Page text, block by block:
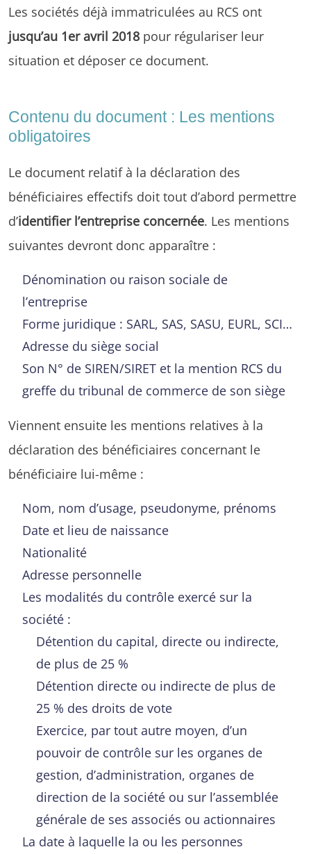
Les sociétés déjà immatriculées au RCS ont
jusqu’au 1er avril 2018 pour régulariser leur
situation et déposer ce document.
Contenu du document : Les mentions
obligatoires
Le document relatif à la déclaration des
bénéficiaires effectifs doit tout d’abord permettre
d’identifier l’entreprise concernée. Les mentions
suivantes devront donc apparaître :
Dénomination ou raison sociale de
l’entreprise
Forme juridique : SARL, SAS, SASU, EURL, SCI…
Adresse du siège social
Son N° de SIREN/SIRET et la mention RCS du
greffe du tribunal de commerce de son siège
Viennent ensuite les mentions relatives à la
déclaration des bénéficiaires concernant le
bénéficiaire lui-même :
Nom, nom d’usage, pseudonyme, prénoms
Date et lieu de naissance
Nationalité
Adresse personnelle
Les modalités du contrôle exercé sur la
société :
Détention du capital, directe ou indirecte,
de plus de 25 %
Détention directe ou indirecte de plus de
25 % des droits de vote
Exercice, par tout autre moyen, d’un
pouvoir de contrôle sur les organes de
gestion, d’administration, organes de
direction de la société ou sur l’assemblée
générale de ses associés ou actionnaires
La date à laquelle la ou les personnes